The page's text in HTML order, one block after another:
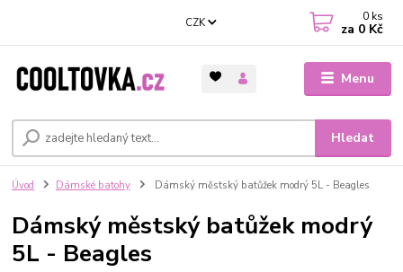
Menu
CZK
Hledat
0 ks
za 0 Kč
Úvod Dámské batohy Dámský městský batůžek modrý 5L - Beagles
Dámský městský batůžek modrý
5L - Beagles